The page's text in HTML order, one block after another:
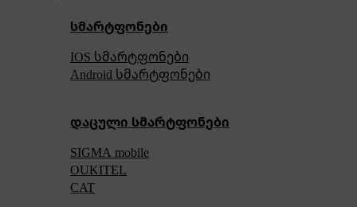
სმარტფონები
IOS სმარტფონები
Android სმარტფონები
დაცული სმარტფონები
SIGMA mobile
OUKITEL
CAT